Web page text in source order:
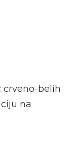
crveno-belih
na